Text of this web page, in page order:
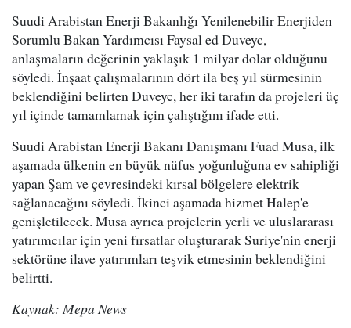
Suudi Arabistan Enerji Bakanlığı Yenilenebilir Enerjiden
Sorumlu Bakan Yardımcısı Faysal ed Duveyc,
anlaşmaların değerinin yaklaşık 1 milyar dolar olduğunu
söyledi. İnşaat çalışmalarının dört ila beş yıl sürmesinin
beklendiğini belirten Duveyc, her iki tarafın da projeleri üç
yıl içinde tamamlamak için çalıştığını ifade etti.
Suudi Arabistan Enerji Bakanı Danışmanı Fuad Musa, ilk
aşamada ülkenin en büyük nüfus yoğunluğuna ev sahipliği
yapan Şam ve çevresindeki kırsal bölgelere elektrik
sağlanacağını söyledi. İkinci aşamada hizmet Halep'e
genişletilecek. Musa ayrıca projelerin yerli ve uluslararası
yatırımcılar için yeni fırsatlar oluşturarak Suriye'nin enerji
sektörüne ilave yatırımları teşvik etmesinin beklendiğini
belirtti.
Kaynak: Mepa News